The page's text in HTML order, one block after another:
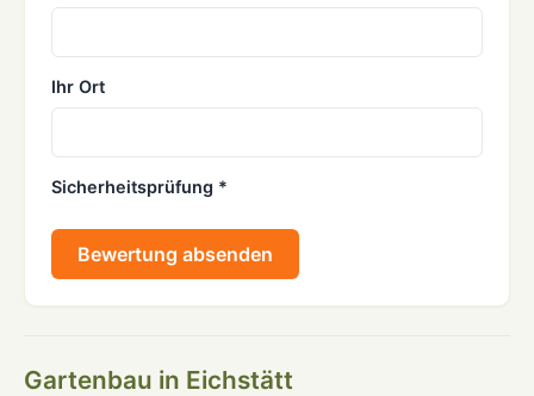
Ihr Ort
Sicherheitsprüfung *
Bewertung absenden
Gartenbau in Eichstätt